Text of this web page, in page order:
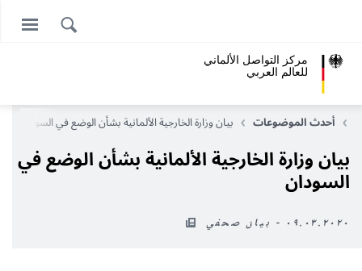
مركز التواصل الألماني
للعالم العربي
أحدث الموضوعات بيان وزارة الخارجية الألمانية بشأن الوضع في السودان
بيان وزارة الخارجية الألمانية بشأن الوضع في
السودان
٠٩.٠٣.٢٠٢٠ - بيان صحفي